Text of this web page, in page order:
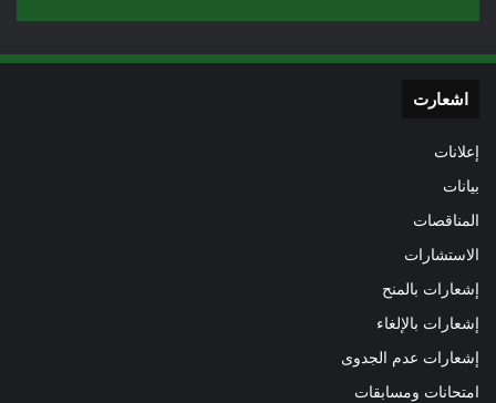
اشعارت
إعلانات
بيانات
المناقصات
الاستشارات
إشعارات بالمنح
إشعارات بالإلغاء
إشعارات عدم الجدوى
امتحانات ومسابقات